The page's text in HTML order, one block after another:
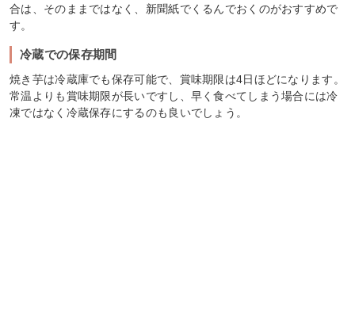
合は、そのままではなく、新聞紙でくるんでおくのがおすすめで
す。
冷蔵での保存期間
焼き芋は冷蔵庫でも保存可能で、賞味期限は4日ほどになります。
常温よりも賞味期限が長いですし、早く食べてしまう場合には冷
凍ではなく冷蔵保存にするのも良いでしょう。